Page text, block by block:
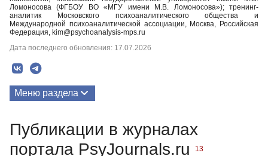
Ломоносова (ФГБОУ ВО «МГУ имени М.В. Ломоносова»); тренинг-
аналитик Московского психоаналитического общества и
Международной психоаналитической ассоциации, Москва, Российская
Федерация, kim@psychoanalysis-mps.ru
Дата последнего обновления: 17.07.2026
Меню раздела
Биография
Публикации в журналах
портала PsyJournals.ru
13